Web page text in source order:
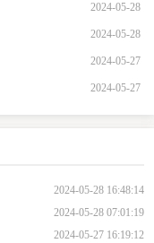
2024-05-28
2024-05-28
2024-05-27
2024-05-27
2024-05-28 16:48:14
2024-05-28 07:01:19
2024-05-27 16:19:12